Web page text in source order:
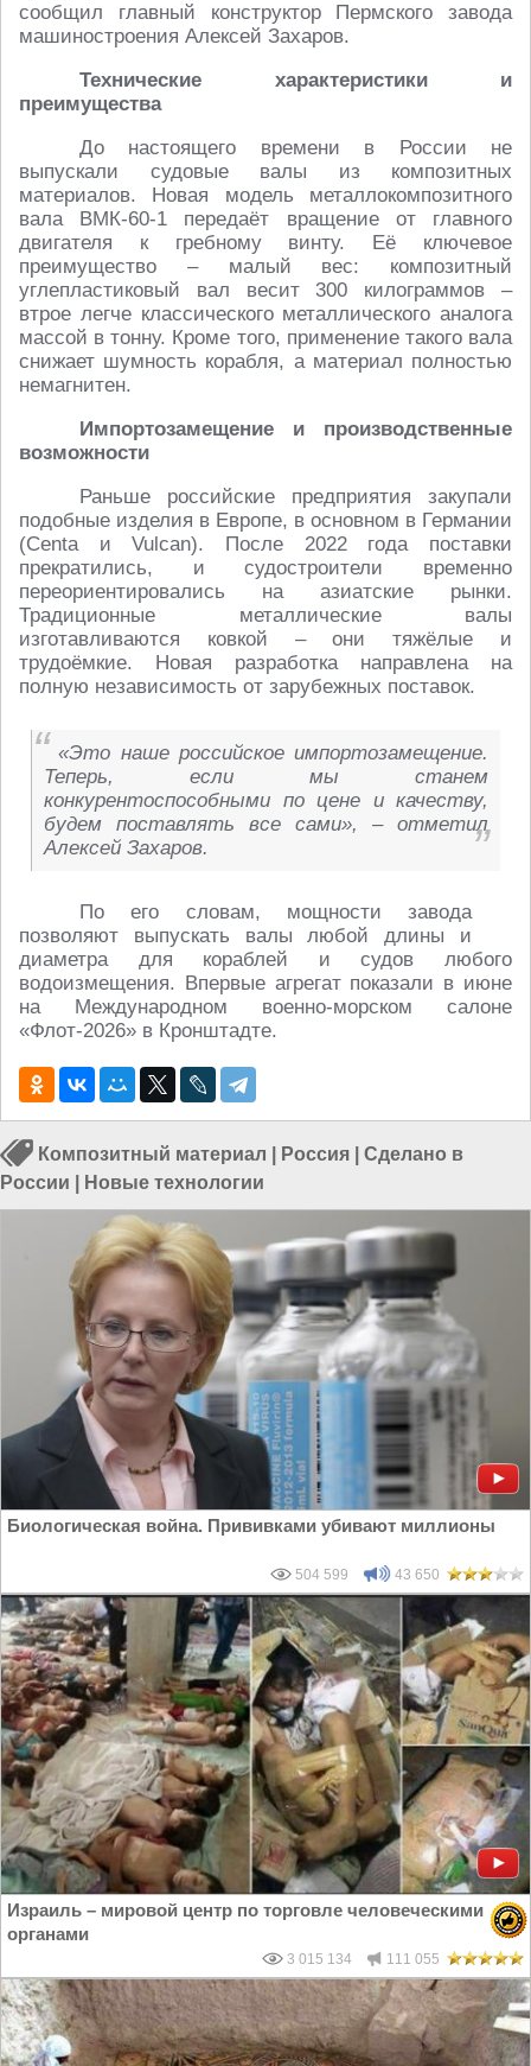
сообщил главный конструктор Пермского завода
машиностроения Алексей Захаров.
Технические характеристики и
преимущества
До настоящего времени в России не
выпускали судовые валы из композитных
материалов. Новая модель металлокомпозитного
вала ВМК-60-1 передаёт вращение от главного
двигателя к гребному винту. Её ключевое
преимущество – малый вес: композитный
углепластиковый вал весит 300 килограммов –
втрое легче классического металлического аналога
массой в тонну. Кроме того, применение такого вала
снижает шумность корабля, а материал полностью
немагнитен.
Импортозамещение и производственные
возможности
Раньше российские предприятия закупали
подобные изделия в Европе, в основном в Германии
(Centa и Vulcan). После 2022 года поставки
прекратились, и судостроители временно
переориентировались на азиатские рынки.
Традиционные металлические валы
изготавливаются ковкой – они тяжёлые и
трудоёмкие. Новая разработка направлена на
полную независимость от зарубежных поставок.
«Это наше российское импортозамещение.
Теперь, если мы станем
конкурентоспособными по цене и качеству,
будем поставлять все сами», – отметил
Алексей Захаров.
По его словам, мощности завода
позволяют выпускать валы любой длины и
диаметра для кораблей и судов любого
водоизмещения. Впервые агрегат показали в июне
на Международном военно-морском салоне
«Флот-2026» в Кронштадте.
Композитный материал Россия
Сделано в
России
Новые технологии
Биологическая война. Прививками убивают миллионы
504 599 43 650
Израиль – мировой центр по торговле человеческими
органами
3 015 134 111 055